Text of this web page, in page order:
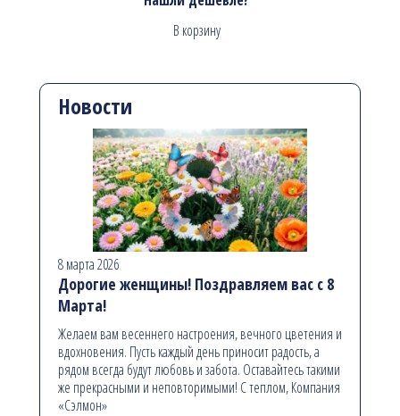
В корзину
Новости
8 марта 2026
Дорогие женщины! Поздравляем вас с 8
Марта!
Желаем вам весеннего настроения, вечного цветения и
вдохновения. Пусть каждый день приносит радость, а
рядом всегда будут любовь и забота. Оставайтесь такими
же прекрасными и неповторимыми! С теплом, Компания
«Сэлмон»